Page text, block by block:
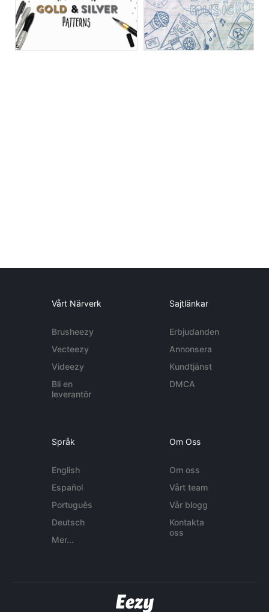
Vårt Närverk
Brusheezy
Vecteezy
Videezy
Bli en
leverantör
Sajtlänkar
Erbjudanden
Annonsera
Kundtjänst
DMCA
Språk
English
Español
Português
Deutsch
Mer...
Om Oss
Om oss
Vårt team
Vår blogg
Kontakta
oss